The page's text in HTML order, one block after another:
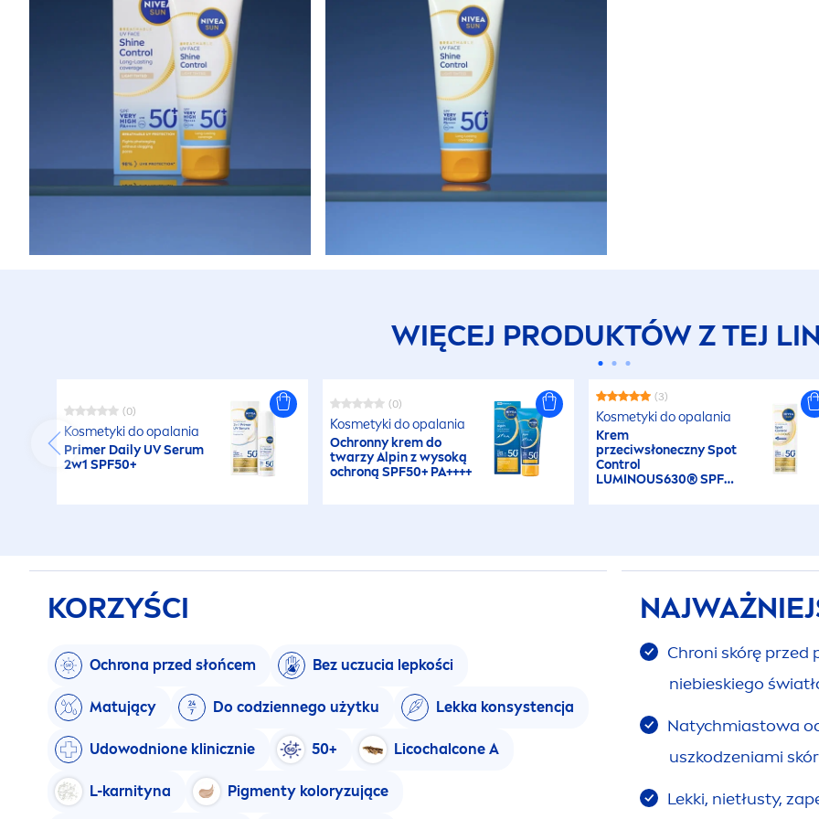
WIĘCEJ PRODUKTÓW Z TEJ
(0)
Kosmetyki do opalania
Primer Daily UV Serum
2w1 SPF50+
(0)
Kosmetyki do opalania
Ochronny krem do
twarzy Alpin z wysoką
ochroną SPF50+ PA++++
(3)
Kosmetyki do opalania
Krem
przeciwsłoneczny Spot
Control
LUMINOUS630® SPF
KORZYŚCI
Ochrona przed słońcem Bez uczucia lepkości
Matujący Do codziennego użytku Lekka konsystencja
Udowodnione klinicznie 50+ Licochalcone A
L-karnityna Pigmenty koloryzujące
Chroni skórę przed
niebieskiego
Natychmiastowa
uszkodzeniami
Lekki, nietłusty,